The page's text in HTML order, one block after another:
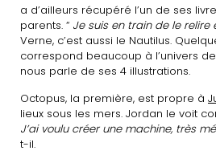
a d’ailleurs récupéré l’un de ses
parents. “ Je suis en train de le relire
Verne, c’est aussi le Nautilus.
correspond beaucoup à l’univers
nous parle de ses 4 illustrations.
Octopus, la première, est propre à
lieux sous les mers. Jordan le voit
J’ai voulu créer une machine, très
t-il.